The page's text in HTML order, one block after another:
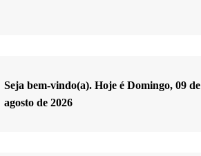
Seja bem-vindo(a). Hoje é Domingo, 09 de
agosto de 2026